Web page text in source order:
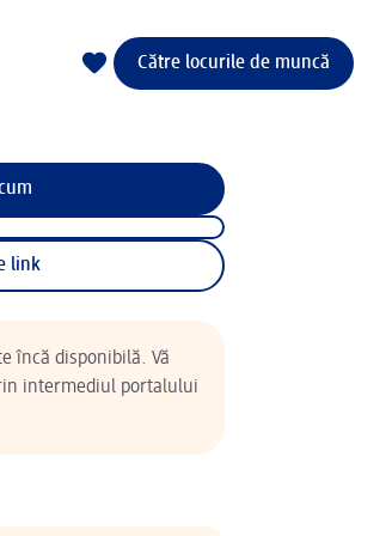
Către locurile de muncă
link
încă disponibilă. Vă
intermediul portalului